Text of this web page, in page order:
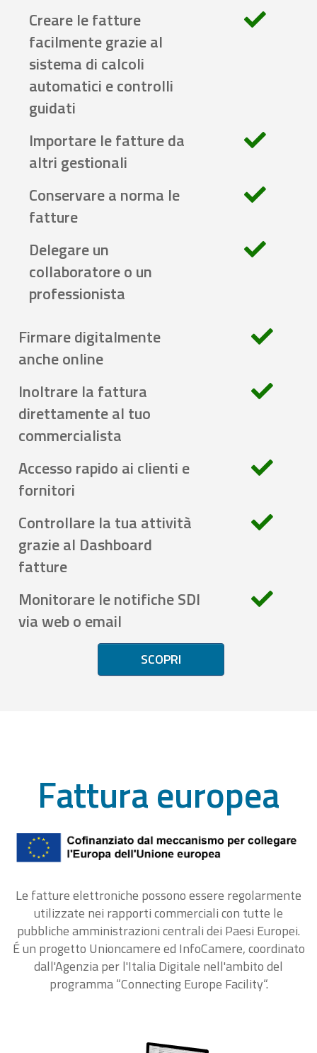
Creare le fatture
facilmente grazie al
sistema di calcoli
automatici e controlli
guidati
Importare le fatture da
altri gestionali
Conservare a norma le
fatture
Delegare un
collaboratore o un
professionista
Firmare digitalmente
anche online
Inoltrare la fattura
direttamente al tuo
commercialista
Accesso rapido ai clienti e
fornitori
Controllare la tua attività
grazie al Dashboard
fatture
Monitorare le notifiche SDI
via web o email
SCOPRI
Fattura europea
Le fatture elettroniche possono essere regolarmente
utilizzate nei rapporti commerciali con tutte le
pubbliche amministrazioni centrali dei Paesi Europei.
É un progetto Unioncamere ed InfoCamere, coordinato
dall'Agenzia per l'Italia Digitale nell'ambito del
programma “Connecting Europe Facility“.